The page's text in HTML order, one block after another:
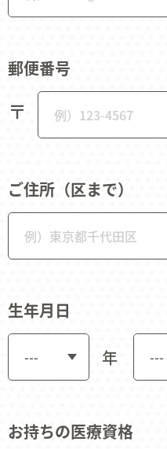
郵便番号
〒
ご住所（区まで）
生年月日
年
お持ちの医療資格